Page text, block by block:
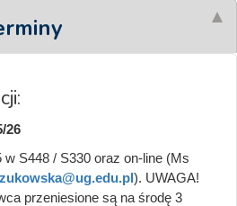
26
w S448 / S330 oraz on-line (Ms
). UWAGA!
przeniesione są na środę 3